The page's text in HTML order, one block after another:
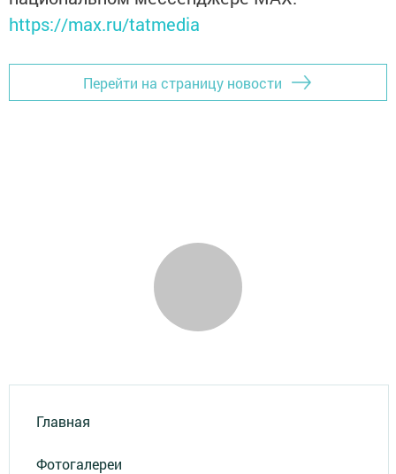
https://max.ru/tatmedia
Перейти на страницу новости
Главная
Фотогалереи